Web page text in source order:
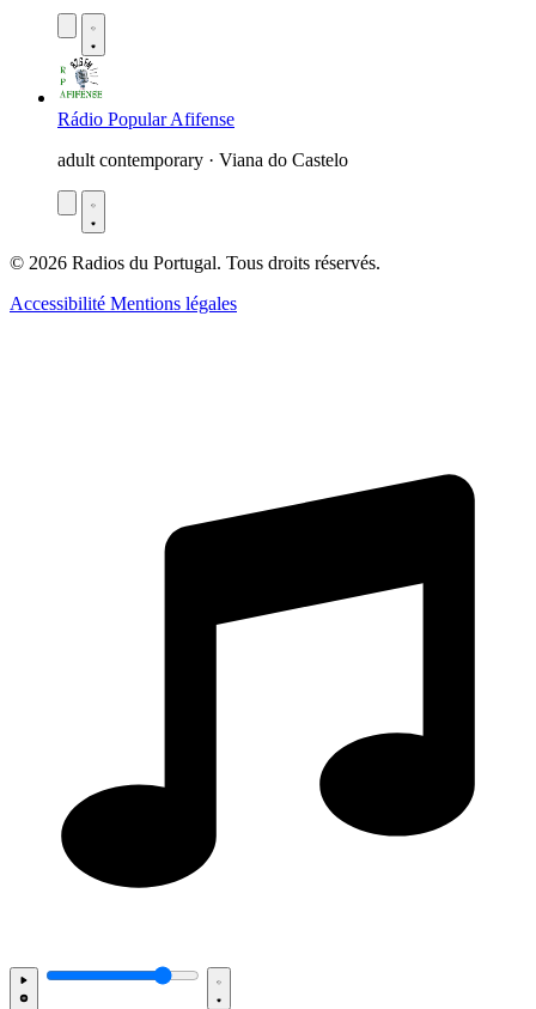
Rádio Popular Afifense
adult contemporary · Viana do Castelo
© 2026 Radios du Portugal. Tous droits réservés.
Accessibilité Mentions légales